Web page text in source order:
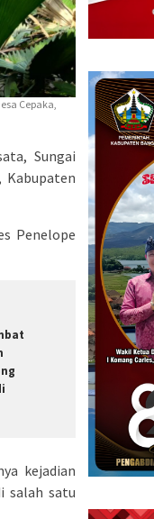
Cepaka,
Sungai
Kabupaten
Penelope
kejadian
salah satu